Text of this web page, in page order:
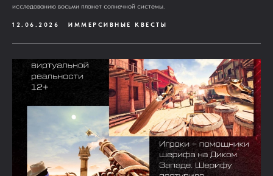
исследованию восьми планет солнечной системы.
12.06.2026 ИММЕРСИВНЫЕ КВЕСТЫ